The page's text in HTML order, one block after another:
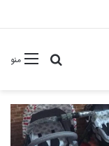
منوجستجو